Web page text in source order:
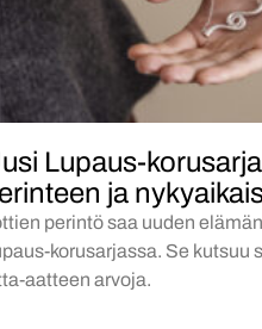
Lupaus-
ja
perintö saa uuden
korusarjassa. Se kutsuu
aatteen arvoja.